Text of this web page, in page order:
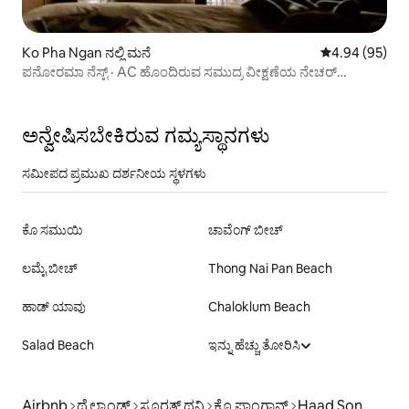
Ko Pha Ngan ನಲ್ಲಿ ಮನೆ 5 ರಲ್ಲಿ 4.94
4.94 (95)
ಪನೋರಮಾ ನೆಸ್ಟ್ · AC ಹೊಂದಿರುವ ಸಮುದ್ರ ವೀಕ್ಷಣೆಯ ನೇಚರ್
ಅನ್ವೇಷಿಸಬೇಕಿರುವ ಗಮ್ಯಸ್ಥಾನಗಳು
ಸಮೀಪದ ಪ್ರಮುಖ ದರ್ಶನೀಯ ಸ್ಥಳಗಳು
ಕೊ ಸಮುಯಿ ಚಾವೆಂಗ್ ಬೀಚ್
ಲಮೈ ಬೀಚ್ Thong Nai Pan Beach
ಹಾಡ್ ಯಾವು Chaloklum Beach
Salad Beach ಇನ್ನು ಹೆಚ್ಚು ತೋರಿಸಿ